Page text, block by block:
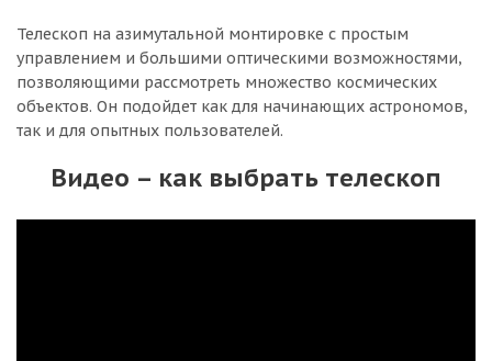
Телескоп на азимутальной монтировке с простым
управлением и большими оптическими возможностями,
позволяющими рассмотреть множество космических
объектов. Он подойдет как для начинающих астрономов,
так и для опытных пользователей.
Видео – как выбрать телескоп